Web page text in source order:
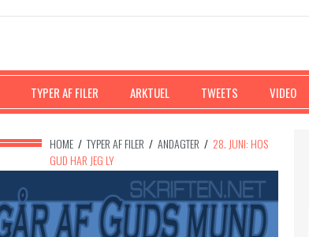
TYPER AF FILER ARKTUEL TWEETS VIDEO
HOME / TYPER AF FILER / ANDAGTER / 28. JUNI: HOS
GUD HAR JEG LY